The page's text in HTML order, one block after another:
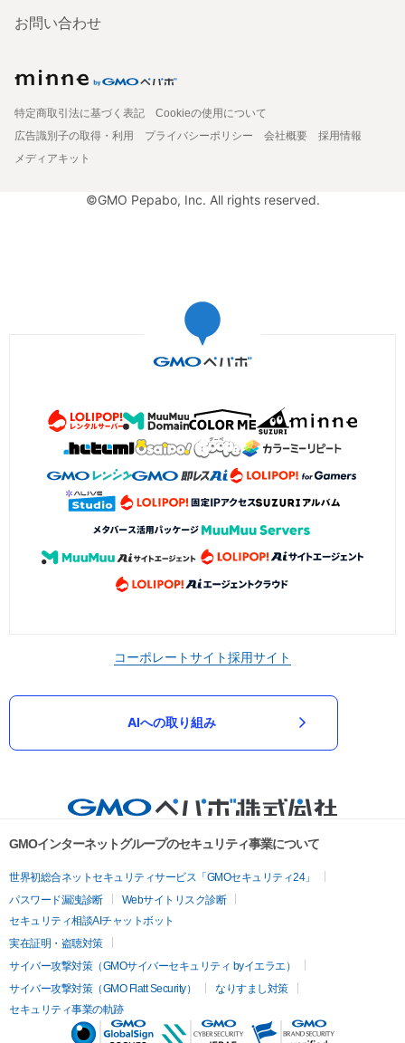
お問い合わせ
特定商取引法に基づく表記
Cookieの使用について
広告識別子の取得・利用
プライバシーポリシー 会社概要
採用情報
メディアキット
©GMO Pepabo, Inc. All rights reserved.
コーポレートサイト採用サイト
AIへの取り組み
GMOインターネットグループのセキュリティ事業について
世界初総合ネットセキュリティサービス「GMOセキュリティ24」
パスワード漏洩診断
Webサイトリスク診断
セキュリティ相談AIチャットボット
実在証明・盗聴対策
サイバー攻撃対策（GMOサイバーセキュリティ byイエラエ）
サイバー攻撃対策（GMO Flatt Security）
なりすまし対策
セキュリティ事業の軌跡